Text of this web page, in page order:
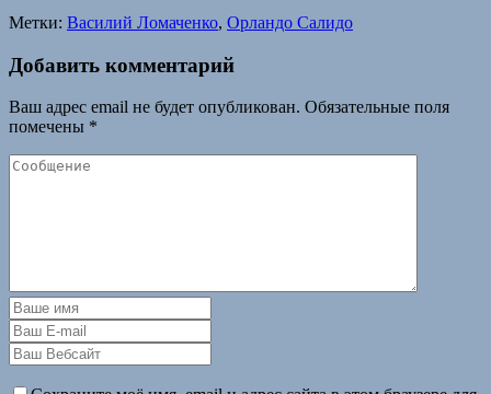
Метки: Василий Ломаченко, Орландо Салидо
Добавить комментарий
Ваш адрес email не будет опубликован. Обязательные поля
помечены *